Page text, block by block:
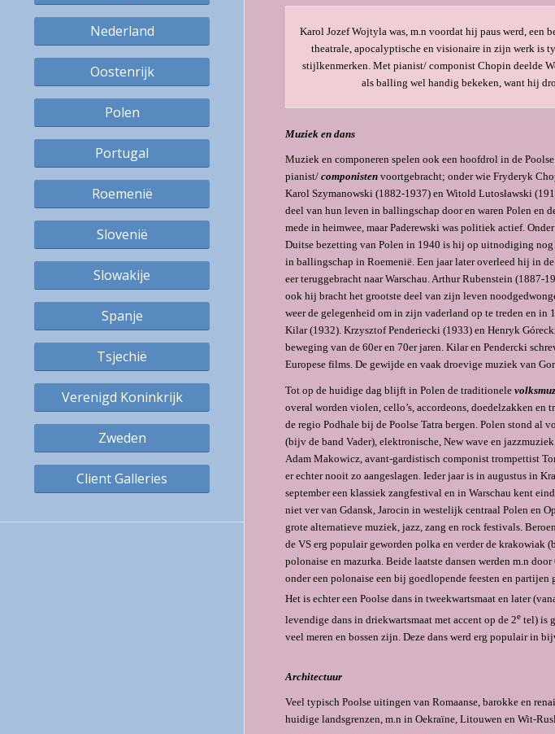
Nederland
Oostenrijk
Polen
Portugal
Roemenië
Slovenië
Slowakije
Spanje
Tsjechië
Verenigd Koninkrijk
Zweden
Client Galleries
Karol Jozef Wojtyla was, m.n voordat hij paus werd, een
theatrale, apocalyptische en visionaire in zijn werk is
stijlkenmerken. Met pianist/ componist Chopin deelde
als balling wel handig beke­ken, want hij
Muziek en dans
Muziek en componeren spelen ook een hoofdrol in de
pianist/ componisten voortgebracht; onder wie Fryderyk
Karol Szymanowski (1882-1937) en Witold Lutosławski
deel van hun leven in ballingschap door en waren Polen en
mede in heimwee, maar Paderewski was politiek actief.
Duitse bezetting van Polen in 1940 is hij op uitnodiging
in ballingschap in Roemenië. Een jaar later overleed hij in
eer teruggebracht naar Warschau. Arthur Rubenstein (1887-
ook hij bracht het grootste deel van zijn leven
weer de gelegenheid om in zijn vaderland op te treden en
Kilar (1932). Krzysztof Penderiecki (1933) en Henryk
beweging van de 60er en 70er jaren. Kilar en Pendercki
Europese films. De gewijde en vaak droevige muziek van
Tot op de hui­dige dag blijft in Polen de traditionele
overal worden violen, cello’s, accordeons, doedelzakken en
de regio Podhale bij de Poolse Tatra bergen. Polen stond al
(bijv de band Vader), elektronische, New wave en
Adam Makowicz, avant-gardistisch componist trompettist
er echter nooit zo aangeslagen. Ieder jaar is in augustus in
september een klassiek zangfestival en in Warschau kent
niet ver van Gdansk, Jarocin in westelijk centraal Polen en
grote alternatieve muziek, jazz, zang en rock festivals.
de VS erg populair geworden polka en verder de krakowiak
polonaise en mazurka. Beide laatste dansen werden m.n
onder een polonaise een bij goedlopende feesten en
Het is echter een Poolse dans in tweekwartsmaat en later
levendige dans in driekwartsmaat met accent op de 2e tel) is
veel meren en bossen zijn. Deze dans werd erg populair in
Architectuur
Veel typisch Poolse uitingen van Romaanse, barokke en
huidige landsgrenzen, m.n in Oekraïne, Litouwen en Wit-